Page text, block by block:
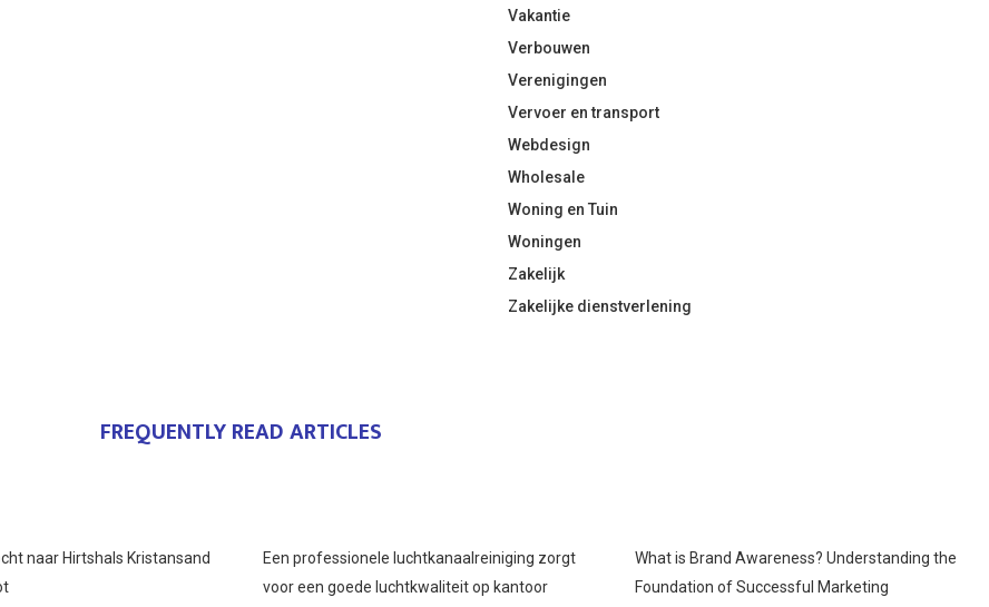
Vakantie
Verbouwen
Verenigingen
Vervoer en transport
Webdesign
Wholesale
Woning en Tuin
Woningen
Zakelijk
Zakelijke dienstverlening
FREQUENTLY READ ARTICLES
naar Hirtshals Kristansand
Een professionele luchtkanaalreiniging zorgt
voor een goede luchtkwaliteit op kantoor
What is Brand Awareness? Understanding the
Foundation of Successful Marketing